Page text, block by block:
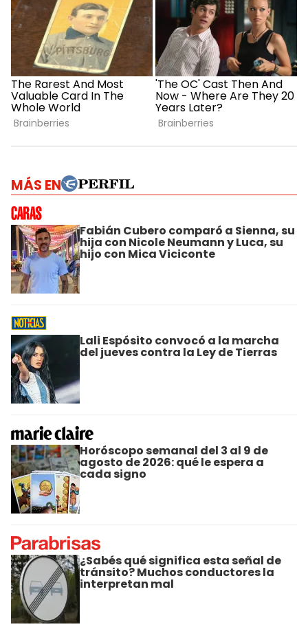
MÁS EN
Fabián Cubero comparó a Sienna, su
hija con Nicole Neumann y Luca, su
hijo con Mica Viciconte
Lali Espósito convocó a la marcha
del jueves contra la Ley de Tierras
Horóscopo semanal del 3 al 9 de
agosto de 2026: qué le espera a
cada signo
¿Sabés qué significa esta señal de
tránsito? Muchos conductores la
interpretan mal